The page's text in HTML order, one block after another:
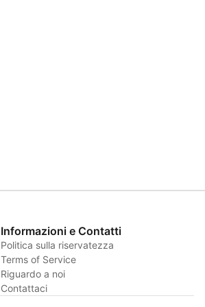
Informazioni e Contatti
Politica sulla riservatezza
Terms of Service
Riguardo a noi
Contattaci